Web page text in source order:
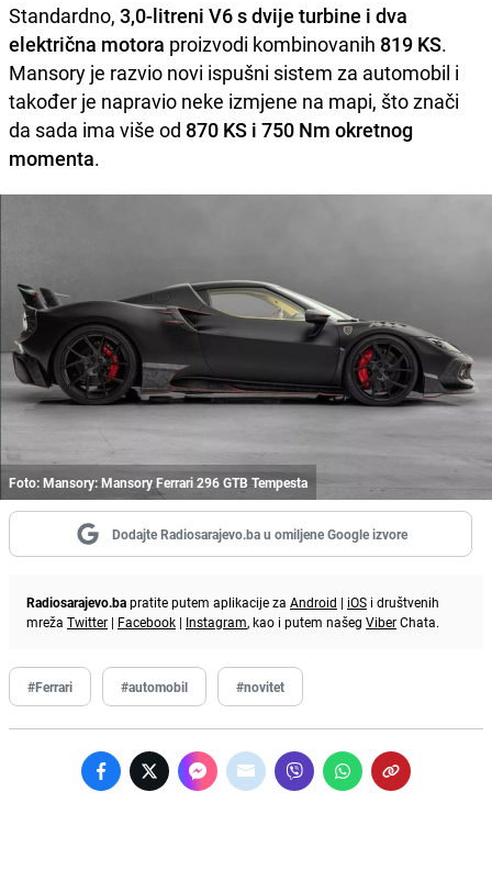
Standardno, 3,0-litreni V6 s dvije turbine i dva
električna motora proizvodi kombinovanih 819 KS.
Mansory je razvio novi ispušni sistem za automobil i
također je napravio neke izmjene na mapi, što znači
da sada ima više od 870 KS i 750 Nm okretnog
momenta.
Foto: Mansory: Mansory Ferrari 296 GTB Tempesta
Dodajte Radiosarajevo.ba u omiljene Google izvore
Radiosarajevo.bapratite putem aplikacije za Android | iOS i društvenih
mreža Twitter | Facebook | Instagram, kao i putem našeg ViberChata.
#Ferrari #automobil #novitet